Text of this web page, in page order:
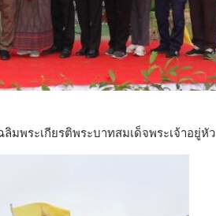
มพระเกียรติพระบาทสมเด็จพระเจ้าอยู่หัว